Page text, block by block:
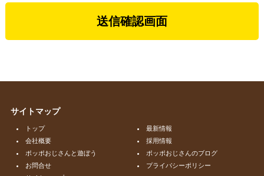
サイトマップ
トップ
最新情報
会社概要
採用情報
ポッポおじさんと遊ぼう
ポッポおじさんのブログ
お問合せ
プライバシーポリシー